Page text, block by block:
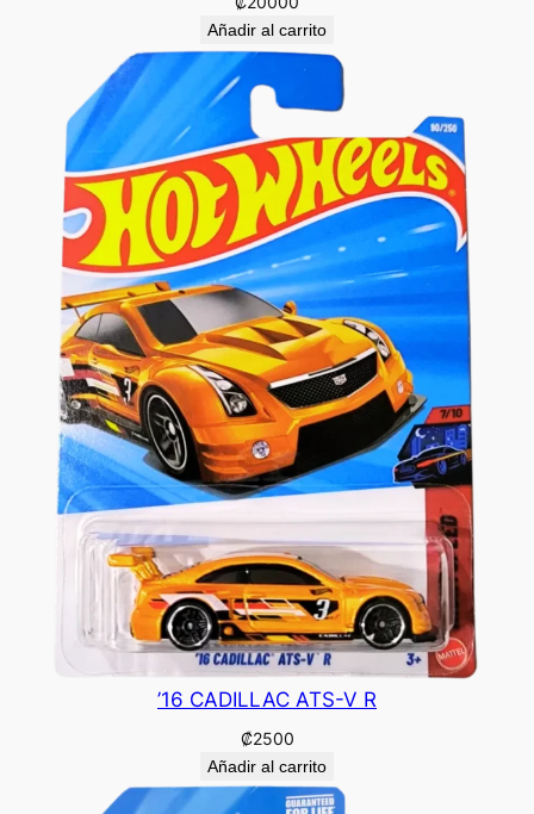
Añadir al carrito
’16 CADILLAC ATS-V R
₡2500
Añadir al carrito